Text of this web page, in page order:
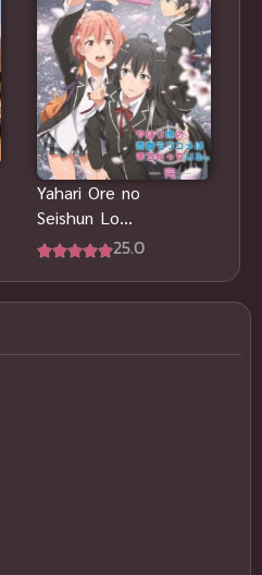
Yahari Ore no
Seishun Love
Comedy ภาค25.0